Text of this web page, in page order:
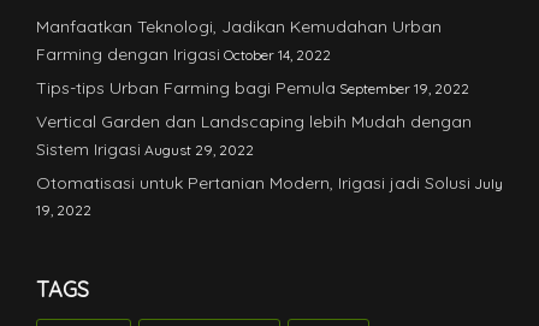
Manfaatkan Teknologi, Jadikan Kemudahan Urban
Farming dengan Irigasi October 14, 2022
Tips-tips Urban Farming bagi Pemula September 19, 2022
Vertical Garden dan Landscaping lebih Mudah dengan
Sistem Irigasi August 29, 2022
Otomatisasi untuk Pertanian Modern, Irigasi jadi Solusi July
19, 2022
TAGS